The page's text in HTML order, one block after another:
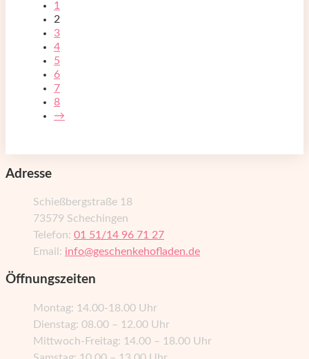
1
2
3
4
5
6
7
8
→
Adresse
Schießbergstraße 18
73579 Schechingen
Telefon: 01 51/14 96 71 27
Email: info@geschenkehofladen.de
Öffnungszeiten
Montag: 14.00-18.00 Uhr
Dienstag: 08.00 – 12.00 Uhr
Mittwoch-Freitag: 14.00 – 18.00 Uhr